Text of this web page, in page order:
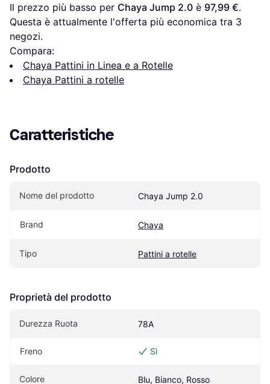
Il prezzo più basso per Chaya Jump 2.0 è 97,99 €.
Questa è attualmente l'offerta più economica tra 3
negozi.
Compara:
Chaya Pattini in Linea e a Rotelle
Chaya Pattini a rotelle
Caratteristiche
Prodotto
Nome del prodotto Chaya Jump 2.0
Brand Chaya
Tipo Pattini a rotelle
Proprietà del prodotto
Durezza Ruota 78A
Freno Sì
Colore Blu, Bianco, Rosso